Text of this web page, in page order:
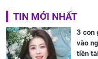
TIN MỚI NHẤT
3 con
vào
tiền